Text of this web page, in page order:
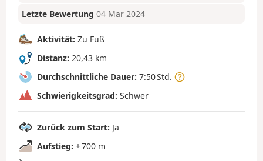
Letzte Bewertung 04 Mär 2024
Aktivität: Zu Fuß
Distanz: 20,43 km
Durchschnittliche Dauer: 7:50 Std.
Schwierigkeitsgrad: Schwer
Zurück zum Start: Ja
Aufstieg: + 700 m